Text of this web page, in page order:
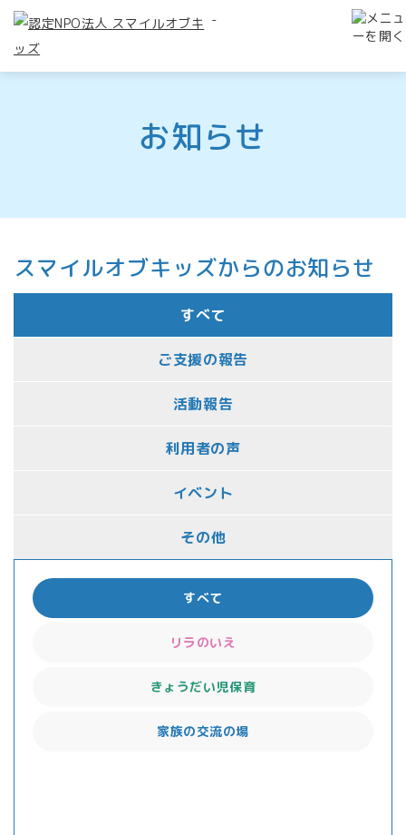
-
お知らせ
スマイルオブキッズからのお知らせ
すべて
ご支援の報告
活動報告
利用者の声
イベント
その他
すべて
リラのいえ
きょうだい児保育
家族の交流の場